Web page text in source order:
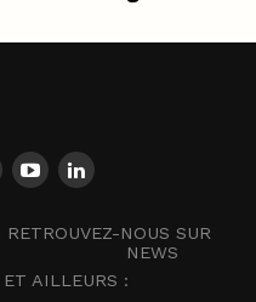
RETROUVEZ-NOUS SUR
NEWS
ET AILLEURS :